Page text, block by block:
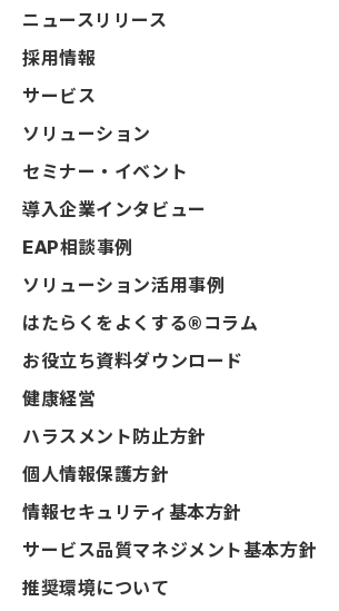
ニュースリリース
採用情報
サービス
ソリューション
セミナー・イベント
導入企業インタビュー
EAP相談事例
ソリューション活用事例
はたらくをよくする®コラム
お役立ち資料ダウンロード
健康経営
ハラスメント防止方針
個人情報保護方針
情報セキュリティ基本方針
サービス品質マネジメント基本方針
推奨環境について